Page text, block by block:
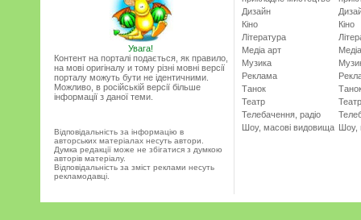
Увага!
Контент на порталі подається, як правило,
на мові оригіналу и тому різні мовні версії
порталу можуть бути не ідентичними.
Можливо, в російській версії більше
інформації з даної теми.
Відповідальність за інформацію в
авторських матеріалах несуть автори.
Думка редакції може не збігатися з думкою
авторів матеріалу.
Відповідальність за зміст реклами несуть
рекламодавці.
Дизайн
Кіно
Література
Медіа арт
Музика
Реклама
Танок
Театр
Телебачення, радіо
Шоу, масові видовища
Кіно
Театр
Шоу,